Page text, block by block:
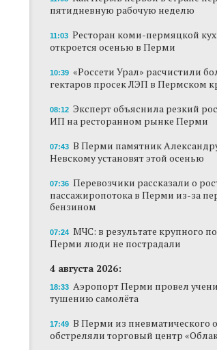
пятидневную рабочую неделю
11:03 Ресторан коми-пермяцкой
откроется осенью в Перми
10:39 «Россети Урал» расчистили
гектаров просек ЛЭП в Пермском
08:12 Эксперт объяснила резкий
ИП на ресторанном рынке Перми
07:43 В Перми памятник
Невскому установят этой осенью
07:36 Перевозчики рассказали о
пассажиропотока в Перми из-за
бензином
07:24 МЧС: в результате крупного
Перми люди не пострадали
4 августа 2026:
18:33 Аэропорт Перми провел
тушению самолёта
17:49 В Перми из пневматического
обстреляли торговый центр